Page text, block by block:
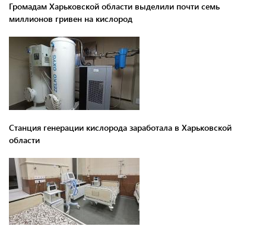
Громадам Харьковской области выделили почти семь
миллионов гривен на кислород
Станция генерации кислорода заработала в Харьковской
области